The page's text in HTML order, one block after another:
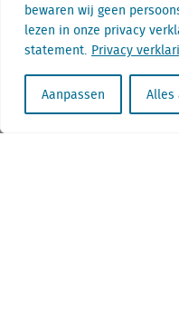
bewaren wij geen
lezen in onze privacy
statement. Privacy
Aanpassen Alles
Telefoon: + 31